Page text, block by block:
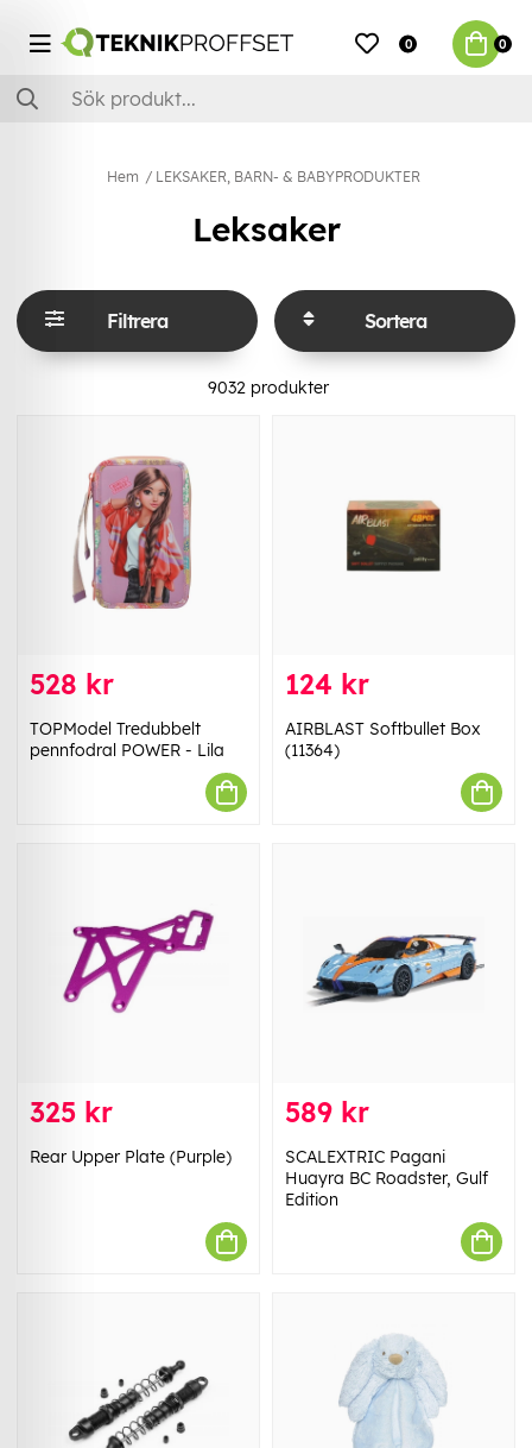
0 0
Hem LEKSAKER, BARN- & BABYPRODUKTER
Leksaker
Filtrera Sortera
9032 produkter
528 kr
TOPModel Tredubbelt
pennfodral POWER - Lila
124 kr
AIRBLAST Softbullet Box
(11364)
325 kr
Rear Upper Plate (Purple)
589 kr
SCALEXTRIC Pagani
Huayra BC Roadster, Gulf
Edition